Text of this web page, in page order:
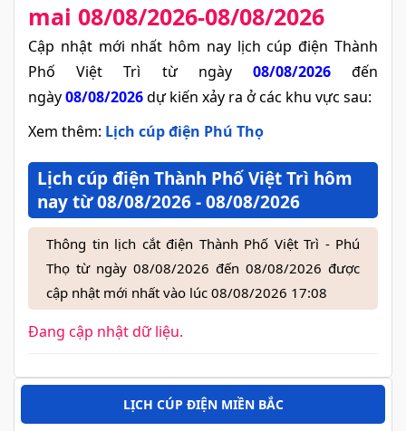
mai 08/08/2026-08/08/2026
Cập nhật mới nhất hôm nay lịch cúp điện Thành
Phố Việt Trì từ ngày
08/08/2026đến
ngày08/08/2026dự kiến xảy ra ở các khu vực sau:
Xem thêm: Lịch cúp điện Phú Thọ
Lịch cúp điện Thành Phố Việt Trì hôm
nay từ 08/08/2026 - 08/08/2026
Thông tin lịch cắt điện Thành Phố Việt Trì - Phú
Thọ từ ngày 08/08/2026 đến 08/08/2026 được
cập nhật mới nhất vào lúc 08/08/2026 17:08
Đang cập nhật dữ liệu.
LỊCH CÚP ĐIỆN MIỀN BẮC